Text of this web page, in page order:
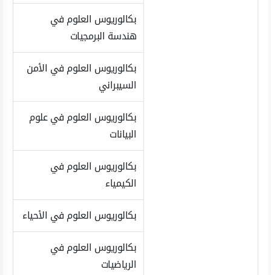
بكالوريوس العلوم في
هندسة البرمجيات
بكالوريوس العلوم في الأمن
السيبراني
بكالوريوس العلوم في علوم
البيانات
بكالوريوس العلوم في
الكيمياء
بكالوريوس العلوم في الأحياء
بكالوريوس العلوم في
الرياضيات